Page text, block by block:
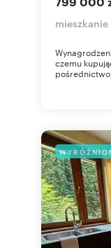
mieszkanie
czemu